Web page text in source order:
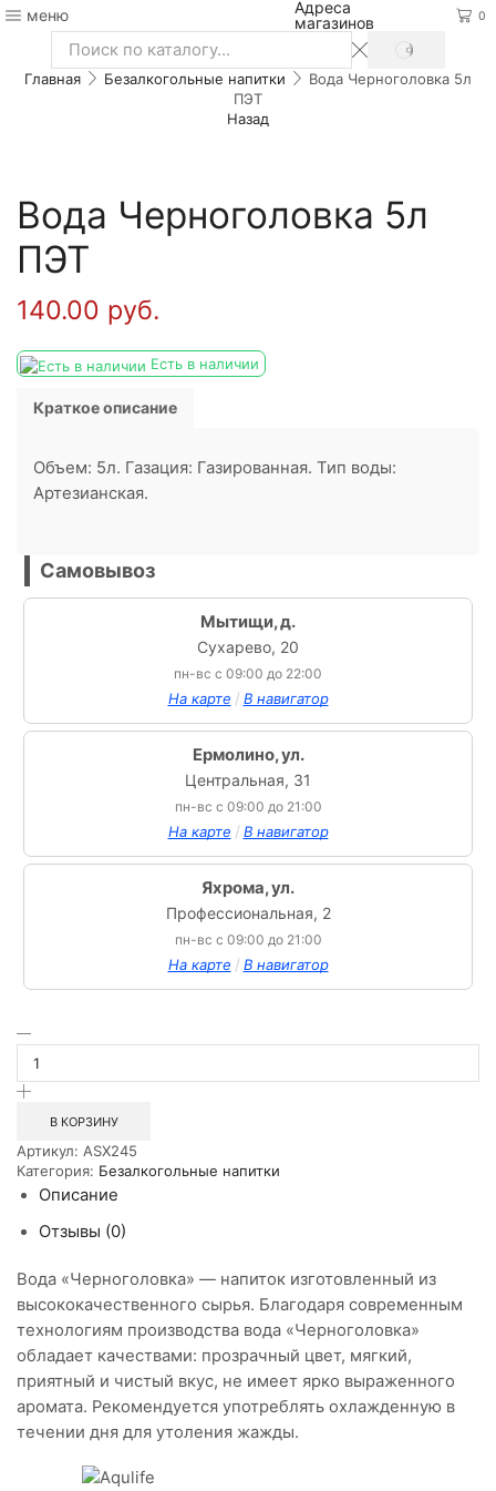
меню
Адреса
магазинов
0
Search
input
SEARCH
Главная Безалкогольные напитки
Вода Черноголовка 5л
ПЭТ
Назад
Вода Черноголовка 5л
ПЭТ
140.00 руб.
Есть в наличии
Краткое описание
Объем: 5л. Газация: Газированная. Тип воды:
Артезианская.
Самовывоз
Мытищи, д.
Сухарево, 20
пн-вс с 09:00 до 22:00
На карте / В навигатор
Ермолино, ул.
Центральная, 31
пн-вс с 09:00 до 21:00
На карте / В навигатор
Яхрома, ул.
Профессиональная, 2
пн-вс с 09:00 до 21:00
На карте / В навигатор
товара
Вода
В КОРЗИНУ
Артикул: ASX245
Категория: Безалкогольные напитки
Описание
Отзывы (0)
Вода «Черноголовка» — напиток изготовленный из
высококачественного сырья. Благодаря современным
технологиям производства вода «Черноголовка»
обладает качествами: прозрачный цвет, мягкий,
приятный и чистый вкус, не имеет ярко выраженного
аромата. Рекомендуется употреблять охлажденную в
течении дня для утоления жажды.